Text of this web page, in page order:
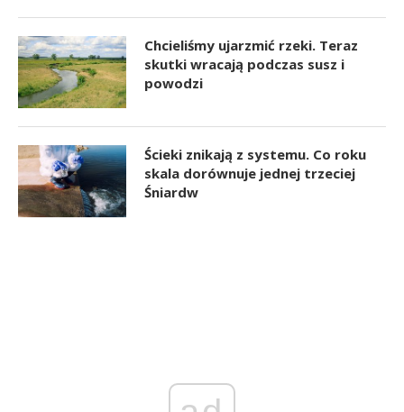
Chcieliśmy ujarzmić rzeki. Teraz
skutki wracają podczas susz i
powodzi
Ścieki znikają z systemu. Co roku
skala dorównuje jednej trzeciej
Śniardw